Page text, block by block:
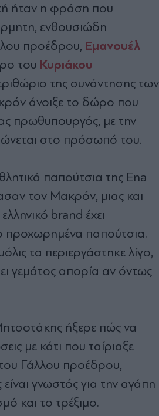
ήταν η φράση που
ενθουσιώδη
προέδρου, Εμανουέλ
του Κυριάκου
της συνάντησης των
άνοιξε το δώρο που
πρωθυπουργός, με την
στο πρόσωπό του.
παπούτσια της Ena
τον Μακρόν, μιας και
brand έχει
προχωρημένα παπούτσια.
τα περιεργάστηκε λίγο,
γεμάτος απορία αν όντως
ήξερε πώς να
με κάτι που ταίριαξε
Γάλλου προέδρου,
γνωστός για την αγάπη
και το τρέξιμο.